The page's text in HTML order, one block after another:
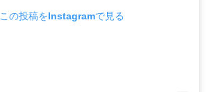
この投稿をInstagramで見る